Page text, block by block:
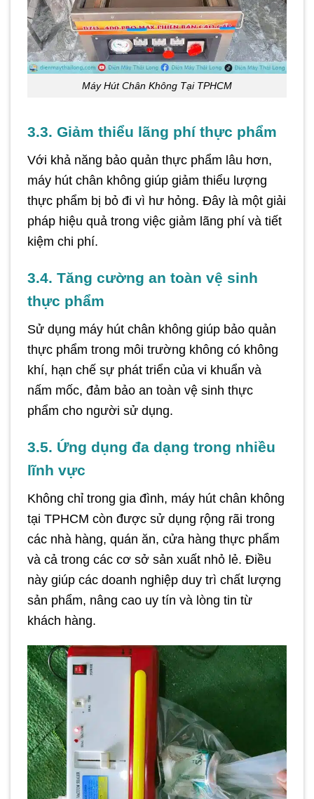
Máy Hút Chân Không Tại TPHCM
3.3. Giảm thiểu lãng phí thực phẩm
Với khả năng bảo quản thực phẩm lâu hơn,
máy hút chân không giúp giảm thiểu lượng
thực phẩm bị bỏ đi vì hư hỏng. Đây là một giải
pháp hiệu quả trong việc giảm lãng phí và tiết
kiệm chi phí.
3.4. Tăng cường an toàn vệ sinh
thực phẩm
Sử dụng máy hút chân không giúp bảo quản
thực phẩm trong môi trường không có không
khí, hạn chế sự phát triển của vi khuẩn và
nấm mốc, đảm bảo an toàn vệ sinh thực
phẩm cho người sử dụng.
3.5. Ứng dụng đa dạng trong nhiều
lĩnh vực
Không chỉ trong gia đình, máy hút chân không
tại TPHCM còn được sử dụng rộng rãi trong
các nhà hàng, quán ăn, cửa hàng thực phẩm
và cả trong các cơ sở sản xuất nhỏ lẻ. Điều
này giúp các doanh nghiệp duy trì chất lượng
sản phẩm, nâng cao uy tín và lòng tin từ
khách hàng.